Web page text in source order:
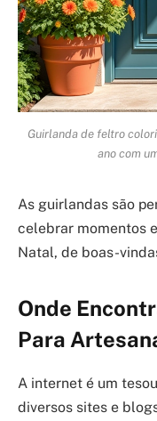
Guirlanda de feltro
ano com
As guirlandas são
celebrar momentos
Natal, de boas-
Onde
Para
A internet é um
diversos sites e